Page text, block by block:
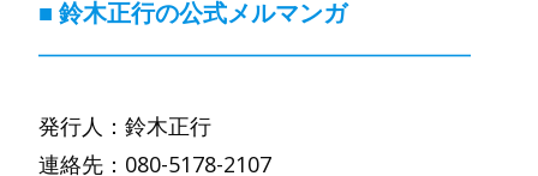
■ 鈴木正行の公式メルマンガ
━━━━━━━━━━━━━━━━━━
発行人：鈴木正行
連絡先：080-5178-2107